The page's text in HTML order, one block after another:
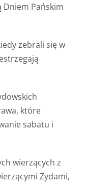
Dniem Pańskim
zebrali się w
które
sabatu i
wierzących z
Żydami,